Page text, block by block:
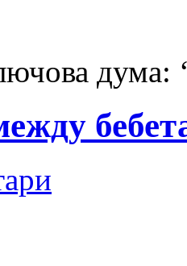
дума: